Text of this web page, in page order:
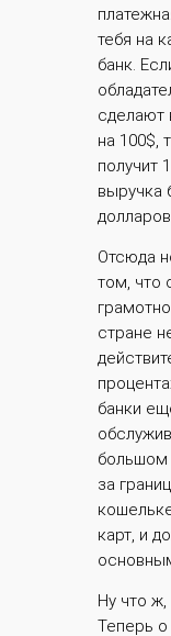
тебя на
банк.
сделают
на 100$,
получит
выручка
Отсюда
том, что
стране
банки
большом
за
карт, и
Ну что
Теперь